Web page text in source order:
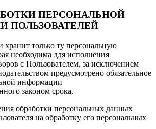
ПЕРСОНАЛЬНОЙ
ПОЛЬЗОВАТЕЛЕЙ
хранит только ту персональную
необходима для исполнения
с Пользователем, за исключением
предусмотрено обязательное
информации
законом срока.
обработки персональных данных
на обработку его персональных